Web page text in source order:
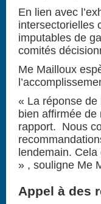
En lien avec
intersectorielles
imputables de
comités
Me Mailloux
« La réponse de
bien affirmée
rapport. Nous
lendemain.
» , souligne Me
Appel à des